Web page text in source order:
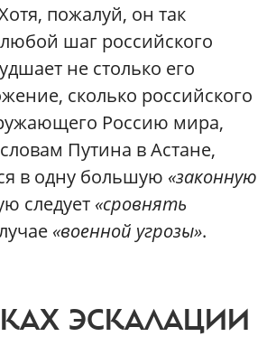
пожалуй, он так
шаг российского
не столько его
сколько российского
Россию мира,
Путина в Астане,
в одну большую «законную
следует «сровнять
«военной угрозы».
ЭСКАЛАЦИИ